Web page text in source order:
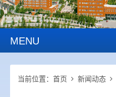
MENU
当前位置： 首页 新闻动态